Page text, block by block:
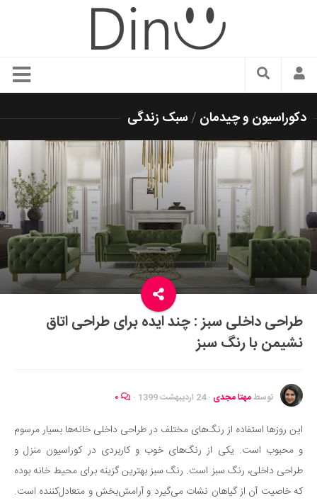
سبک زندگی
زیبایی و آرایش
شیک پوشی
دکوراسیون و چیدمان
غذا
رستوران گردی
آشپزی
سفر و گردشگری
ایران گردی
جهان گردی
موفقیت و مهارت‌های فردی
تغذیه سالم
بهداشت
بیماری و درمان
دکوراسیون و چیدمان /سبک زندگی
طراحی داخلی سبز : چند ایده برای طراحی اتاق
نشیمن با رنگ سبز
توسطمهتا مجدی ·24 اردیبهشت 1399 ·
این روزها استفاده از رنگ‌های مختلف در طراحی داخلی خانه‌ها بسیار مرسوم
و محبوب است. یکی از رنگ‌های خوب و کاربردی در کوراسیون منزل و
طراحی داخلی، رنگ سبز است. رنگ سبز بهترین گزینه برای محیط خانه بوده
که خاصیت آن از گیاهان نشات می‌گیرد و آرامش‌بخش و متعادل‌کننده است.